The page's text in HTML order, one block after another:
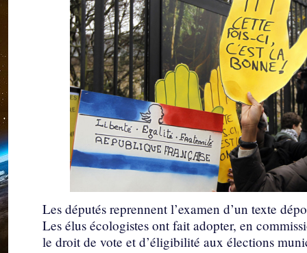
Les députés reprennent l’examen d’un texte
Les élus écologistes ont fait adopter, en
le droit de vote et d’éligibilité aux élections